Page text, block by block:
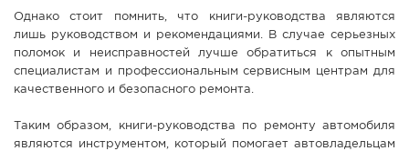
Однако стоит помнить, что книги-руководства являются
лишь руководством и рекомендациями. В случае серьезных
поломок и неисправностей лучше обратиться к опытным
специалистам и профессиональным сервисным центрам для
качественного и безопасного ремонта.
Таким образом, книги-руководства по ремонту автомобиля
являются инструментом, который помогает автовладельцам